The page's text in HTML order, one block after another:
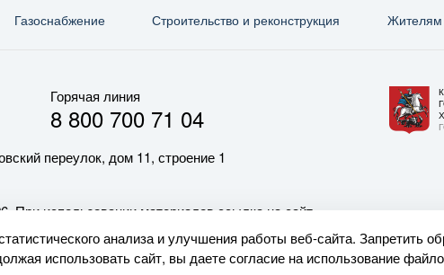
Газо­снабжение Строительство и реконструкция Жителям
Горячая линия
8 800 700 71 04
переулок, дом 11, строение 1
использовании материалов ссылка на сайт
анализа и улучшения работы веб-сайта. Запретить
использовать сайт, вы даете согласие на использование